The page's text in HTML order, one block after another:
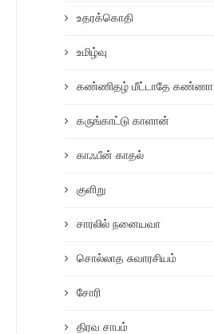
உதரக்கொதி
உமிழ்வு
கண்ணிதழ் மீட்டாதே கண்ணா
கருங்காட்டு காளான்
காஃபீன் காதல்
குளிறு
சாரலில் நனையவா
சொல்லாத சுவாரசியம்
சோரி
திரவ சாபம்